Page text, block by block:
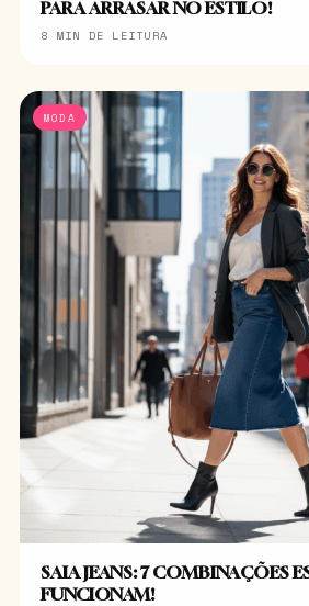
PARA ARRASAR NO ESTILO!
8 MIN DE LEITURA
MODA
SAIA JEANS: 7 COMBINAÇÕES
FUNCIONAM!